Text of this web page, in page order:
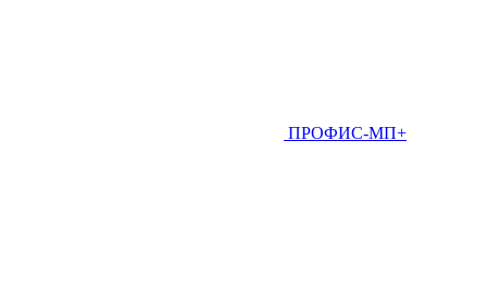
ПРОФИС-МП+